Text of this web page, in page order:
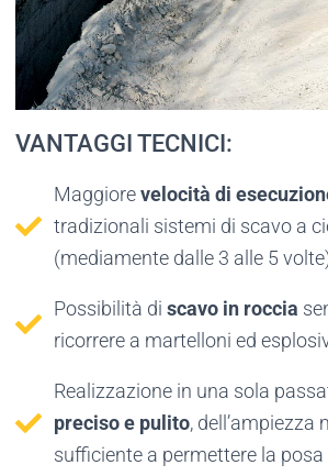
VANTAGGI TECNICI:
Maggiorevelocità di
tradizionali sistemi di scavo a
(mediamente dalle 3 alle 5
Possibilità di scavo in roccia
ricorrere a martelloni ed
Realizzazione in una sola
preciso e pulito, dell’ampiezza
sufficiente a permettere la